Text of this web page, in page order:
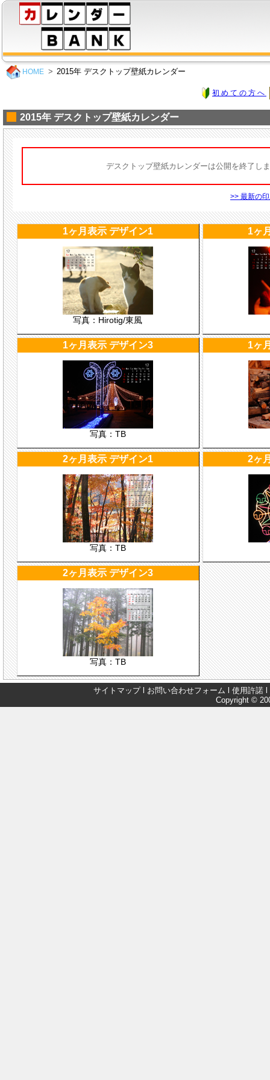
HOME 2015年 デスクトップ壁紙カレンダー
初めての方へ
2015年 デスクトップ壁紙カレンダー
デスクトップ壁紙カレンダーは公開を終了し
>> 最新の
1ヶ月表示 デザイン1
写真：Hirotig/東風
1ヶ
1ヶ月表示 デザイン3
写真：TB
1ヶ
2ヶ月表示 デザイン1
写真：TB
2ヶ
2ヶ月表示 デザイン3
写真：TB
サイトマップl お問い合わせフォーム 使用許諾
Copyright ©